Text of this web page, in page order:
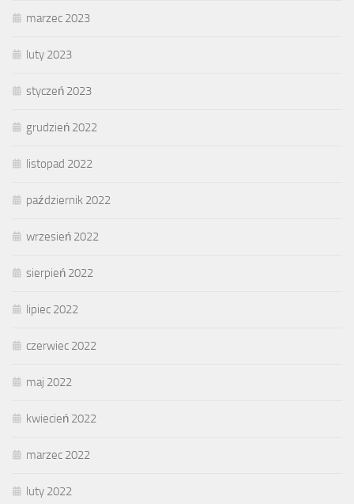
marzec 2023
luty 2023
styczeń 2023
grudzień 2022
listopad 2022
październik 2022
wrzesień 2022
sierpień 2022
lipiec 2022
czerwiec 2022
maj 2022
kwiecień 2022
marzec 2022
luty 2022